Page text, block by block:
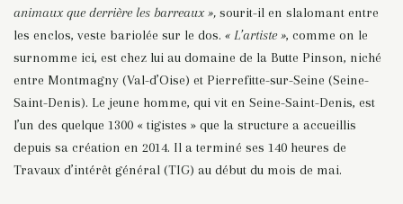
animaux que derrière les barreaux », sourit-il en slalomant entre
les enclos, veste bariolée sur le dos. « L’artiste », comme on le
surnomme ici, est chez lui au domaine de la Butte Pinson, niché
entre Montmagny (Val-d’Oise) et Pierrefitte-sur-Seine (Seine-
Saint-Denis). Le jeune homme, qui vit en Seine-Saint-Denis, est
l’un des quelque 1300 « tigistes » que la structure a accueillis
depuis sa création en 2014. Il a terminé ses 140 heures de
Travaux d’intérêt général (TIG) au début du mois de mai.